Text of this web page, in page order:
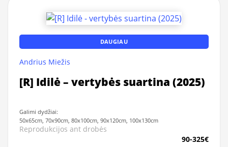
DAUGIAU
Andrius Miežis
[R] Idilė – vertybės suartina (2025)
Galimi dydžiai:
50x65cm, 70x90cm, 80x100cm, 90x120cm, 100x130cm
Reprodukcijos ant drobės
90-325€